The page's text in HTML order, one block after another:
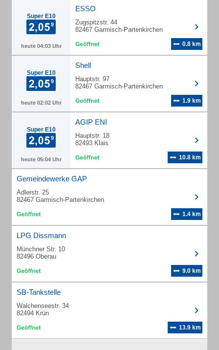
Super E10
heute 04:03 Uhr
ESSO
Zugspitzstr. 44
82467 Garmisch-Partenkirchen
0.8 km
Super E10
heute 02:02 Uhr
Shell
Hauptstr. 97
82467 Garmisch-Partenkirchen
1.9 km
Super E10
heute 05:04 Uhr
AGIP ENI
Hauptstr. 18
82493 Klais
10.8 km
Gemeindewerke GAP
Adlerstr. 25
82467 Garmisch-Partenkirchen
1.4 km
LPG Dissmann
Münchner Str. 10
82496 Oberau
9.0 km
SB-Tankstelle
Walchenseestr. 34
82494 Krün
13.9 km